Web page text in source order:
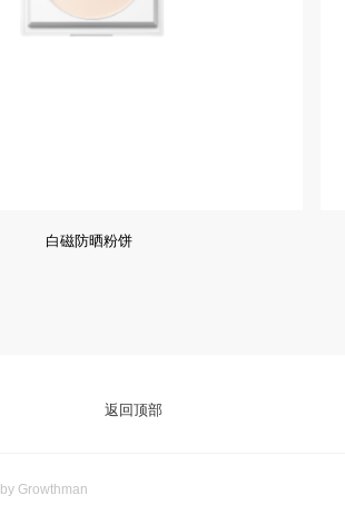
白磁防晒粉饼
返回顶部
by Growthman